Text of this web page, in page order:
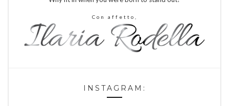
Con affetto,
INSTAGRAM: